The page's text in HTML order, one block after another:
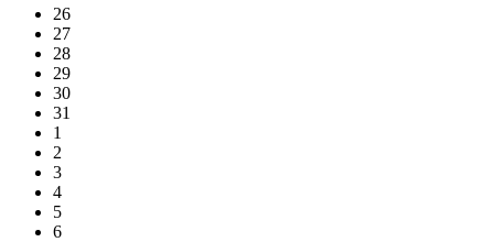
26
27
28
29
30
31
1
2
3
4
5
6